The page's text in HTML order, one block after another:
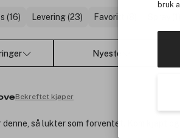
bruk
(16) Levering (23) Favoritt (8)
Nyeste
Bekreftet kjøper
denne, så lukter som forventet. Kom kjapt og